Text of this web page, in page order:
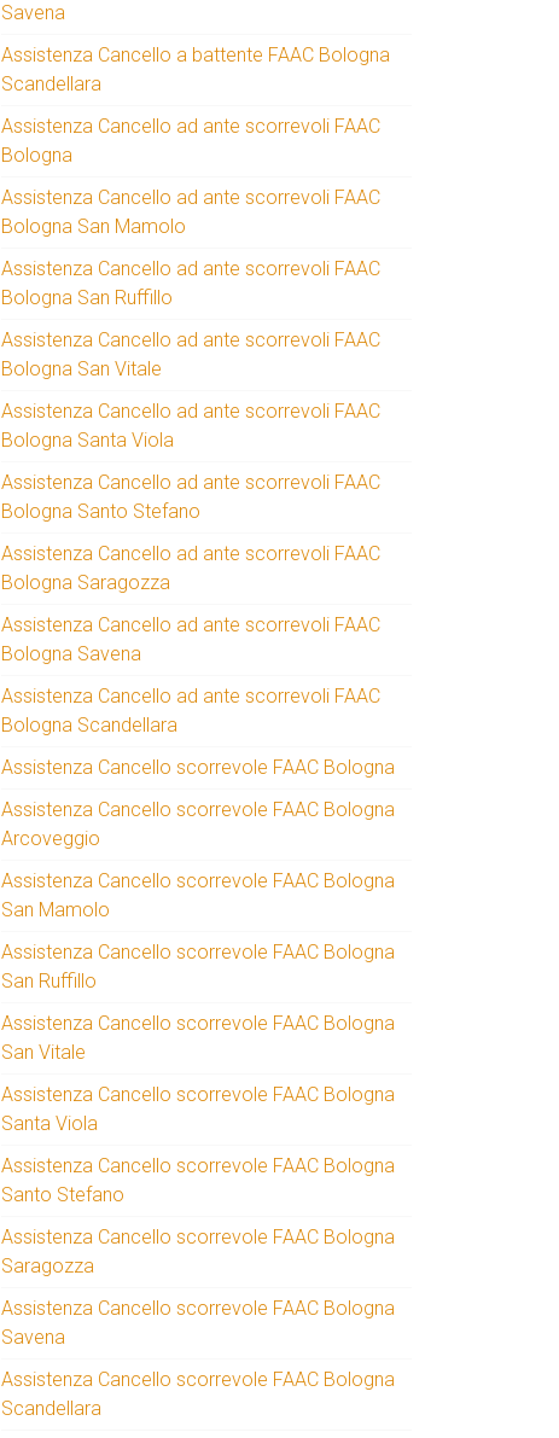
Savena
Assistenza Cancello a battente FAAC Bologna
Scandellara
Assistenza Cancello ad ante scorrevoli FAAC
Bologna
Assistenza Cancello ad ante scorrevoli FAAC
Bologna San Mamolo
Assistenza Cancello ad ante scorrevoli FAAC
Bologna San Ruffillo
Assistenza Cancello ad ante scorrevoli FAAC
Bologna San Vitale
Assistenza Cancello ad ante scorrevoli FAAC
Bologna Santa Viola
Assistenza Cancello ad ante scorrevoli FAAC
Bologna Santo Stefano
Assistenza Cancello ad ante scorrevoli FAAC
Bologna Saragozza
Assistenza Cancello ad ante scorrevoli FAAC
Bologna Savena
Assistenza Cancello ad ante scorrevoli FAAC
Bologna Scandellara
Assistenza Cancello scorrevole FAAC Bologna
Assistenza Cancello scorrevole FAAC Bologna
Arcoveggio
Assistenza Cancello scorrevole FAAC Bologna
San Mamolo
Assistenza Cancello scorrevole FAAC Bologna
San Ruffillo
Assistenza Cancello scorrevole FAAC Bologna
San Vitale
Assistenza Cancello scorrevole FAAC Bologna
Santa Viola
Assistenza Cancello scorrevole FAAC Bologna
Santo Stefano
Assistenza Cancello scorrevole FAAC Bologna
Saragozza
Assistenza Cancello scorrevole FAAC Bologna
Savena
Assistenza Cancello scorrevole FAAC Bologna
Scandellara